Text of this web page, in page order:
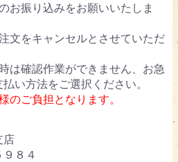
お振り込みをお願いいたしま
文をキャンセルとさせていただ
は確認作業ができません、お急
い方法をご選択ください。
のご負担となります。
店
８４